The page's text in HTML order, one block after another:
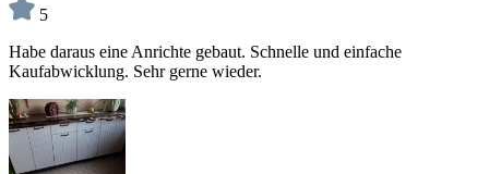
5
Habe daraus eine Anrichte gebaut. Schnelle und einfache
Kaufabwicklung. Sehr gerne wieder.